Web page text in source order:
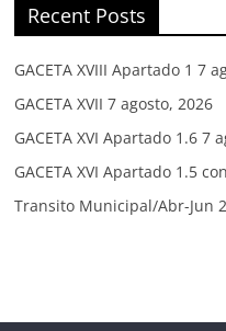
Recent Posts
GACETA XVIII Apartado 1 7
GACETA XVII 7 agosto, 2026
GACETA XVI Apartado 1.6 7
GACETA XVI Apartado 1.5
Transito Municipal/Abr-Jun